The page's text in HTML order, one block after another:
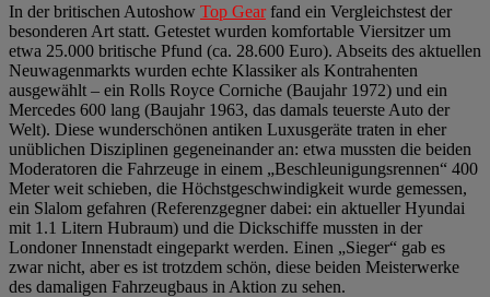
In der britischen Autoshow Top Gear fand ein Vergleichstest der
besonderen Art statt. Getestet wurden komfortable Viersitzer um
etwa 25.000 britische Pfund (ca. 28.600 Euro). Abseits des aktuellen
Neuwagenmarkts wurden echte Klassiker als Kontrahenten
ausgewählt – ein Rolls Royce Corniche (Baujahr 1972) und ein
Mercedes 600 lang (Baujahr 1963, das damals teuerste Auto der
Welt). Diese wunderschönen antiken Luxusgeräte traten in eher
unüblichen Disziplinen gegeneinander an: etwa mussten die beiden
Moderatoren die Fahrzeuge in einem „Beschleunigungsrennen“ 400
Meter weit schieben, die Höchstgeschwindigkeit wurde gemessen,
ein Slalom gefahren (Referenzgegner dabei: ein aktueller Hyundai
mit 1.1 Litern Hubraum) und die Dickschiffe mussten in der
Londoner Innenstadt eingeparkt werden. Einen „Sieger“ gab es
zwar nicht, aber es ist trotzdem schön, diese beiden Meisterwerke
des damaligen Fahrzeugbaus in Aktion zu sehen.